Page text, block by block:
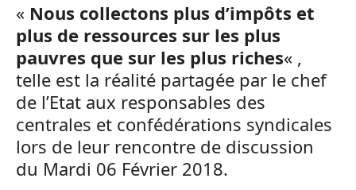
« Nous collectons plus d’impôts et
plus de ressources sur les plus
pauvres que sur les plus riches« ,
telle est la réalité partagée par le chef
de l’Etat aux responsables des
centrales et confédérations syndicales
lors de leur rencontre de discussion
du Mardi 06 Février 2018.